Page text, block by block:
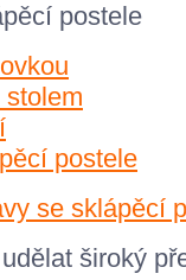
postele
postele
se sklápěcí
široký